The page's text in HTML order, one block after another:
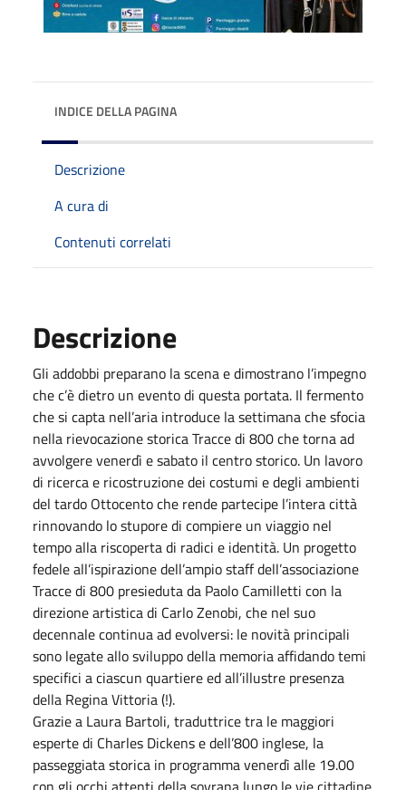
INDICE DELLA PAGINA
Descrizione
A cura di
Contenuti correlati
Descrizione
Gli addobbi preparano la scena e dimostrano l’impegno
che c’è dietro un evento di questa portata. Il fermento
che si capta nell’aria introduce la settimana che sfocia
nella rievocazione storica Tracce di 800 che torna ad
avvolgere venerdì e sabato il centro storico. Un lavoro
di ricerca e ricostruzione dei costumi e degli ambienti
del tardo Ottocento che rende partecipe l’intera città
rinnovando lo stupore di compiere un viaggio nel
tempo alla riscoperta di radici e identità. Un progetto
fedele all’ispirazione dell’ampio staff dell’associazione
Tracce di 800 presieduta da Paolo Camilletti con la
direzione artistica di Carlo Zenobi, che nel suo
decennale continua ad evolversi: le novità principali
sono legate allo sviluppo della memoria affidando temi
specifici a ciascun quartiere ed all’illustre presenza
della Regina Vittoria (!).
Grazie a Laura Bartoli, traduttrice tra le maggiori
esperte di Charles Dickens e dell’800 inglese, la
passeggiata storica in programma venerdì alle 19.00